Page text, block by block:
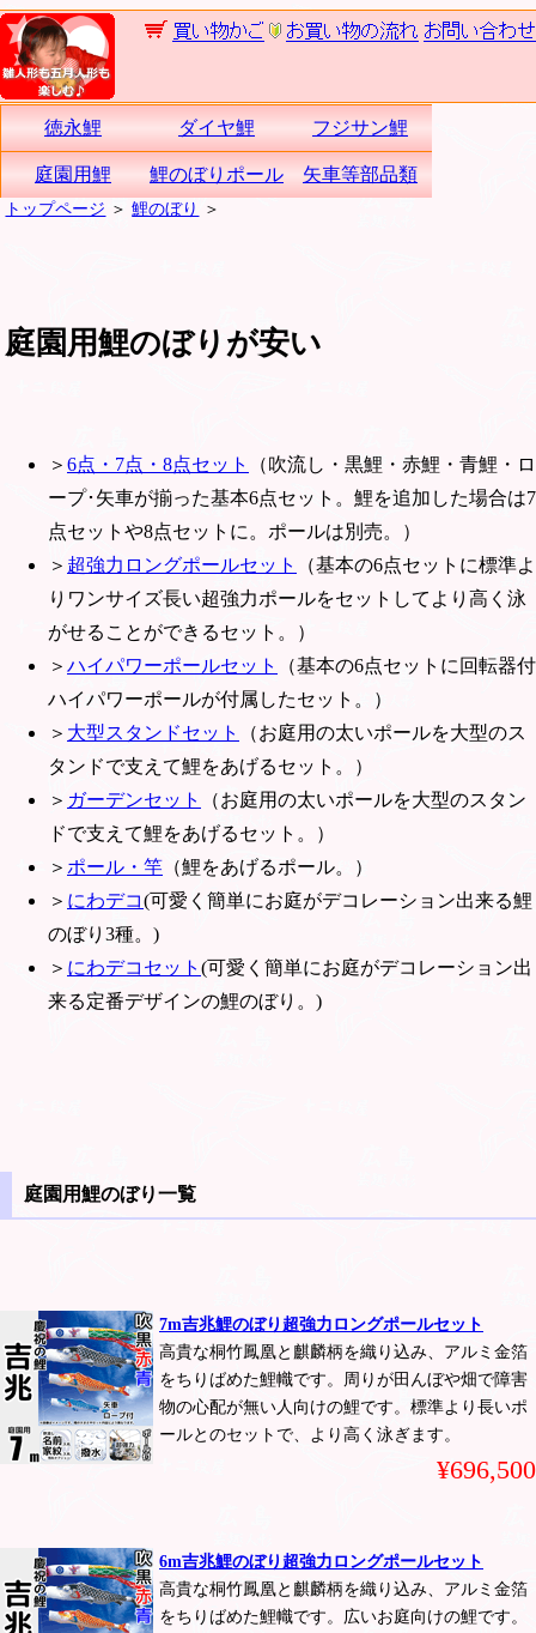
徳永鯉 ダイヤ鯉 フジサン鯉
庭園用鯉 鯉のぼりポール 矢車等部品類
トップページ ＞鯉のぼり ＞
庭園用鯉のぼりが安い
＞ 6点・7点・8点セット
（吹流し・黒鯉・赤鯉・青鯉・ロ
ープ･矢車が揃った基本6点セット。鯉を追加した場合は7
点セットや8点セットに。ポールは別売。）
＞ 超強力ロングポールセット
（基本の6点セットに標準よ
りワンサイズ長い超強力ポールをセットしてより高く泳
がせることができるセット。）
＞ ハイパワーポールセット
（基本の6点セットに回転器付
ハイパワーポールが付属したセット。）
＞ 大型スタンドセット
（お庭用の太いポールを大型のス
タンドで支えて鯉をあげるセット。）
＞ ガーデンセット
（お庭用の太いポールを大型のスタン
ドで支えて鯉をあげるセット。）
＞ ポール・竿 （鯉をあげるポール。）
＞ にわデコ(可愛く簡単にお庭がデコレーション出来る鯉
のぼり3種。)
＞ にわデコセット (可愛く簡単にお庭がデコレーション出
来る定番デザインの鯉のぼり。)
庭園用鯉のぼり一覧
7m吉兆鯉のぼり超強力ロングポールセット
高貴な桐竹鳳凰と麒麟柄を織り込み、アルミ金箔
をちりばめた鯉幟です。周りが田んぼや畑で障害
物の心配が無い人向けの鯉です。標準より長いポ
ールとのセットで、より高く泳ぎます。
¥696,500
6m吉兆鯉のぼり超強力ロングポールセット
高貴な桐竹鳳凰と麒麟柄を織り込み、アルミ金箔
をちりばめた鯉幟です。広いお庭向けの鯉です。